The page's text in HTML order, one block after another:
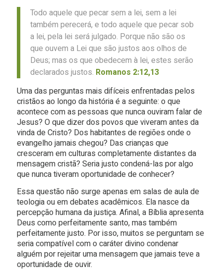
Todo aquele que pecar sem a lei, sem a lei
também perecerá, e todo aquele que pecar sob
a lei, pela lei será julgado. Porque não são os
que ouvem a Lei que são justos aos olhos de
Deus; mas os que obedecem à lei, estes serão
declarados justos. Romanos 2:12,13
Uma das perguntas mais difíceis enfrentadas pelos
cristãos ao longo da história é a seguinte: o que
acontece com as pessoas que nunca ouviram falar de
Jesus? O que dizer dos povos que viveram antes da
vinda de Cristo? Dos habitantes de regiões onde o
evangelho jamais chegou? Das crianças que
cresceram em culturas completamente distantes da
mensagem cristã? Seria justo condená-las por algo
que nunca tiveram oportunidade de conhecer?
Essa questão não surge apenas em salas de aula de
teologia ou em debates acadêmicos. Ela nasce da
percepção humana da justiça. Afinal, a Bíblia apresenta
Deus como perfeitamente santo, mas também
perfeitamente justo. Por isso, muitos se perguntam se
seria compatível com o caráter divino condenar
alguém por rejeitar uma mensagem que jamais teve a
oportunidade de ouvir.